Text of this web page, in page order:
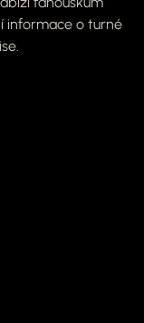
informace o turné